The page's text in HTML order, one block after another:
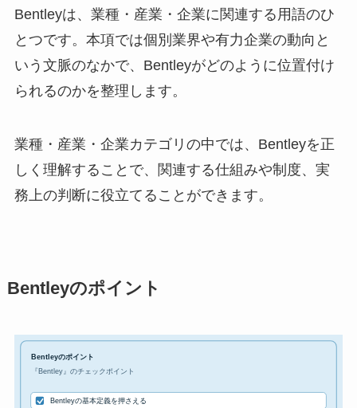
Bentleyは、業種・産業・企業に関連する用語のひ
とつです。本項では個別業界や有力企業の動向と
いう文脈のなかで、Bentleyがどのように位置付け
られるのかを整理します。
業種・産業・企業カテゴリの中では、Bentleyを正
しく理解することで、関連する仕組みや制度、実
務上の判断に役立てることができます。
Bentleyのポイント
Bentleyのポイント
『Bentley』のチェックポイント
Bentleyの基本定義を押さえる